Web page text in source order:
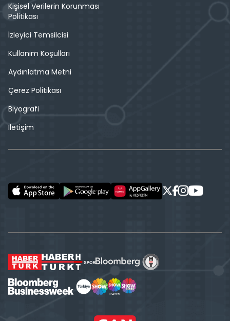
Kişisel Verilerin Korunması
Politikası
İzleyici Temsilcisi
Kullanım Koşulları
Aydınlatma Metni
Çerez Politikası
Biyografi
İletişim